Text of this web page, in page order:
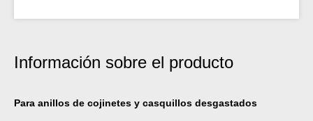
Información sobre el producto
Para anillos de cojinetes y casquillos desgastados